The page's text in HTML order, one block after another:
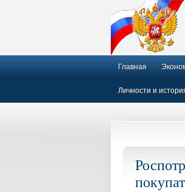
Главная
Личности и